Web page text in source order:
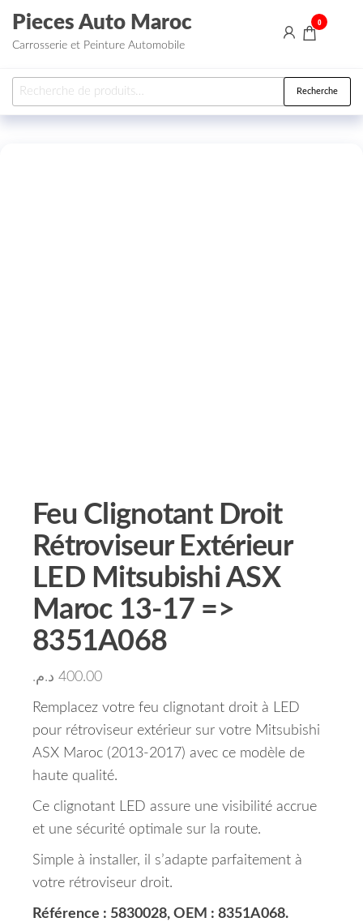
Aller au contenu
Pieces Auto Maroc
Carrosserie et Peinture Automobile
0
Recherche pour : Recherche
Feu Clignotant Droit
Rétroviseur Extérieur
LED Mitsubishi ASX
Maroc 13-17 =>
8351A068
400.00 د.م.
Remplacez votre feu clignotant droit à LED
pour rétroviseur extérieur sur votre Mitsubishi
ASX Maroc (2013-2017) avec ce modèle de
haute qualité.
Ce clignotant LED assure une visibilité accrue
et une sécurité optimale sur la route.
Simple à installer, il s’adapte parfaitement à
votre rétroviseur droit.
Référence : 5830028, OEM : 8351A068.